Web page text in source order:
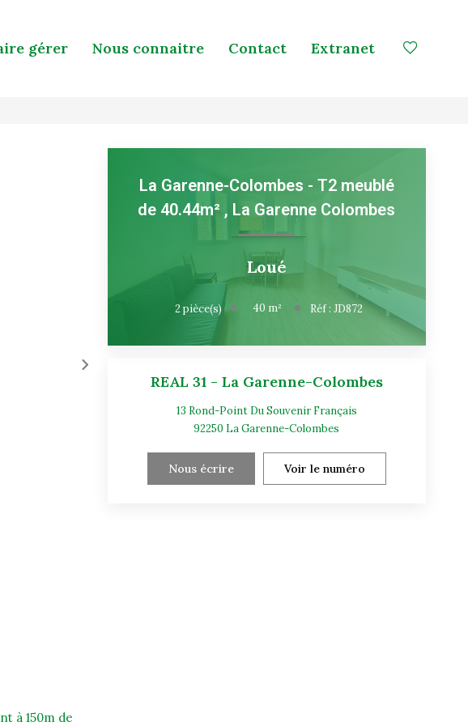
gérer Nous connaitre Contact Extranet
à 150m de
La Garenne-Colombes - T2 meublé
de 40.44m² , La Garenne Colombes
Loué
2pièce(s) 40 m² Réf :JD872
REAL 31 - La Garenne-Colombes
13 Rond-Point Du Souvenir Français
92250 La Garenne-Colombes
Nous écrire Voir le numéro